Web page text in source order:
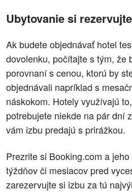
Ubytovanie si
Ak budete objednávať hotel
dovolenku, počítajte s tým, že
porovnaní s cenou, ktorú by
objednávali napríklad s
náskokom. Hotely využívajú
potrebujete niekde na pár dní
vám izbu predajú s prirážkou.
Prezrite si Booking.com a
týždňov či mesiacov pred
zarezervujte si izbu za tú